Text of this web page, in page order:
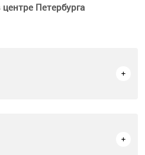
Петербурга